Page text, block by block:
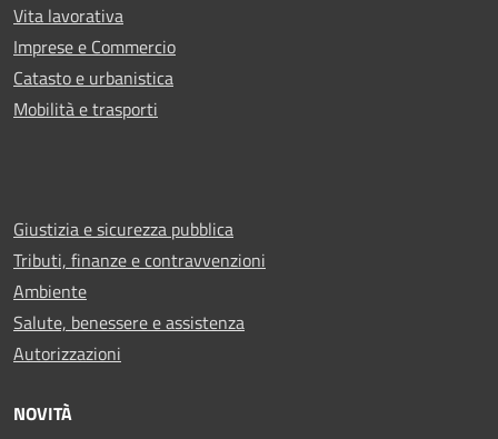
Vita lavorativa
Imprese e Commercio
Catasto e urbanistica
Mobilità e trasporti
Giustizia e sicurezza pubblica
Tributi, finanze e contravvenzioni
Ambiente
Salute, benessere e assistenza
Autorizzazioni
NOVITÀ